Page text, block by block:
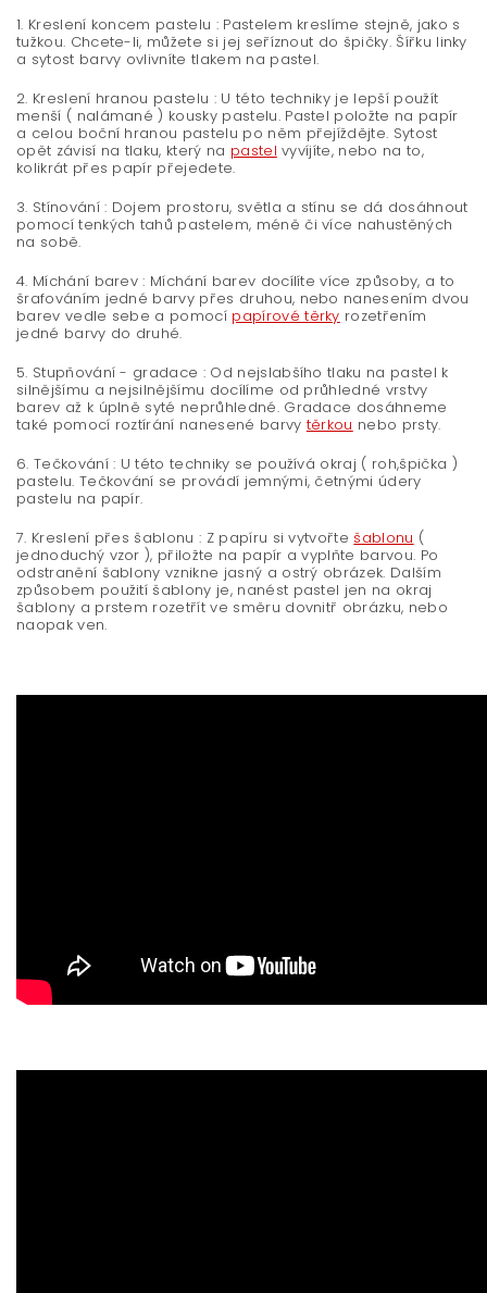
1. Kreslení koncem pastelu : Pastelem kreslíme stejně, jako s
tužkou. Chcete-li, můžete si jej seříznout do špičky. Šířku linky
a sytost barvy ovlivníte tlakem na pastel.
2. Kreslení hranou pastelu : U této techniky je lepší použít
menší ( nalámané ) kousky pastelu. Pastel položte na papír
a celou boční hranou pastelu po něm přejíždějte. Sytost
opět závisí na tlaku, který na pastel vyvíjíte, nebo na to,
kolikrát přes papír přejedete.
3. Stínování : Dojem prostoru, světla a stínu se dá dosáhnout
pomocí tenkých tahů pastelem, méně či více nahustěných
na sobě.
4. Míchání barev : Míchání barev docílíte více způsoby, a to
šrafováním jedné barvy přes druhou, nebo nanesením dvou
barev vedle sebe a pomocí papírové těrky rozetřením
jedné barvy do druhé.
5. Stupňování - gradace : Od nejslabšího tlaku na pastel k
silnějšímu a nejsilnějšímu docílíme od průhledné vrstvy
barev až k úplně syté neprůhledné. Gradace dosáhneme
také pomocí roztírání nanesené barvy těrkou nebo prsty.
6. Tečkování : U této techniky se používá okraj ( roh,špička )
pastelu. Tečkování se provádí jemnými, četnými údery
pastelu na papír.
7. Kreslení přes šablonu : Z papíru si vytvořte šablonu (
jednoduchý vzor ), přiložte na papír a vyplňte barvou. Po
odstranění šablony vznikne jasný a ostrý obrázek. Dalším
způsobem použití šablony je, nanést pastel jen na okraj
šablony a prstem rozetřít ve směru dovnitř obrázku, nebo
naopak ven.